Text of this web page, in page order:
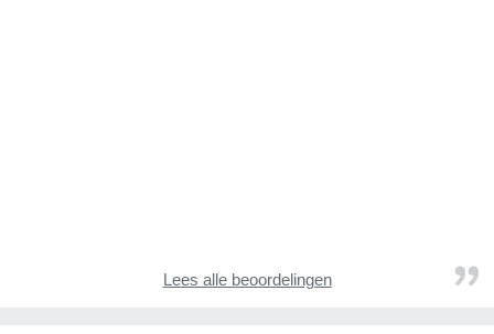
Lees alle beoordelingen